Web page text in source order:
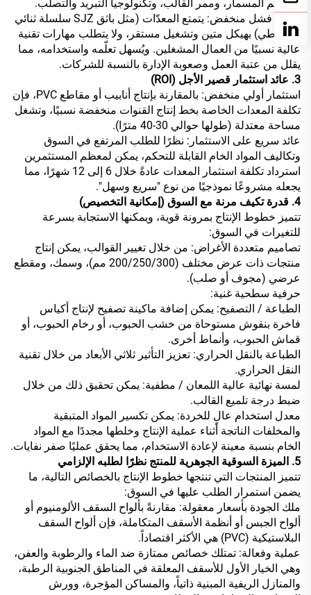
لتصميم المسمار، وممر القالب، وتكنولوجيا التبريد والتصلب.
معدل فشل منخفض: يتمتع المعدّات (مثل باثق SJZ سلسلة ثنائي
مخروطي) بهيكل متين وتشغيل مستقر، ولا يتطلب مهارات تقنية
عالية نسبيًا من العمال المشغلين. ويُسهل تعلّمه واستخدامه، مما
يقلل من عتبة العمل وصعوبة الإدارة بالنسبة للشركات.
3. عائد استثمار قصير الأجل (ROI)
استثمار أولي منخفض: بالمقارنة بإنتاج أنابيب أو مقاطع PVC، فإن
تكلفة المعدات الخاصة بخط إنتاج القنوات منخفضة نسبيًا، وتشغل
مساحة معتدلة (طولها حوالي 30-40 مترًا).
عائد سريع على الاستثمار: نظرًا للطلب المرتفع في السوق
وتكاليف المواد الخام القابلة للتحكم، يمكن لمعظم المستثمرين
استرداد تكلفة استثمار المعدات عادةً خلال 6 إلى 12 شهرًا، مما
يجعله مشروعًا نموذجيًا من نوع "سريع وسهل".
4. قدرة تكيف مرنة مع السوق (إمكانية التخصيص)
تتميز خطوط الإنتاج بمرونة قوية، ويمكنها الاستجابة بسرعة
للتغيرات في السوق:
تصاميم متعددة الأغراض: من خلال تغيير القوالب، يمكن إنتاج
منتجات ذات عرض مختلف (200/250/300 مم)، وسمك، ومقطع
عرضي (مجوف أو صلب).
حرفية سطحية غنية:
الطباعة / التصفيح: يمكن إضافة ماكينة تصفيح لإنتاج أكياس
فاخرة بنقوش مستوحاة من خشب الحبوب، أو رخام الحبوب، أو
قماش الحبوب، وأنماط أخرى.
الطباعة بالنقل الحراري: تعزيز التأثير ثلاثي الأبعاد من خلال تقنية
النقل الحراري.
لمسة نهائية عالية اللمعان / مطفية: يمكن تحقيق ذلك من خلال
ضبط درجة تلميع القالب.
معدل استخدام عالٍ للخردة: يمكن تكسير المواد المتبقية
والمخلفات الناتجة أثناء عملية الإنتاج وخلطها مجددًا مع المواد
الخام بنسبة معينة لإعادة الاستخدام، مما يحقق عمليًا صفر نفايات.
5. الميزة السوقية الجوهرية للمنتج نظرًا لطلبه الإلزامي
تتميز المنتجات التي تنتجها خطوط الإنتاج بالخصائص التالية، ما
يضمن استمرار الطلب عليها في السوق:
ملك الجودة بأسعار معقولة: مقارنةً بألواح السقف الألومنيوم أو
ألواح الجبس أو أنظمة الأسقف المتكاملة، فإن ألواح السقف
البلاستيكية (PVC) هي الأكثر اقتصاداً.
عملية وفعالة: تمتلك خصائص ممتازة ضد الماء والرطوبة والعفن،
وهي الخيار الأول للأسقف المعلقة في المناطق الجنوبية الرطبة،
والمنازل الريفية المبنية ذاتياً، والمساكن المؤجرة، وورش